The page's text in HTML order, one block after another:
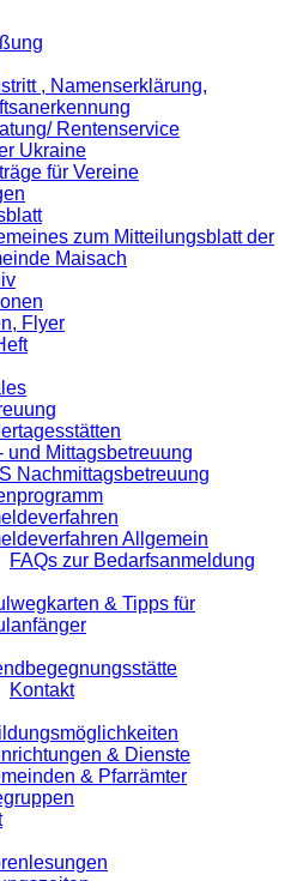
, Namenserklärung,
Rentenservice
Ukraine
für Vereine
zum Mitteilungsblatt der
Maisach
Flyer
und Mittagsbetreuung
Nachmittagsbetreuung
Allgemein
FAQs zur Bedarfsanmeldung
& Tipps für
Kontakt
& Dienste
& Pfarrämter